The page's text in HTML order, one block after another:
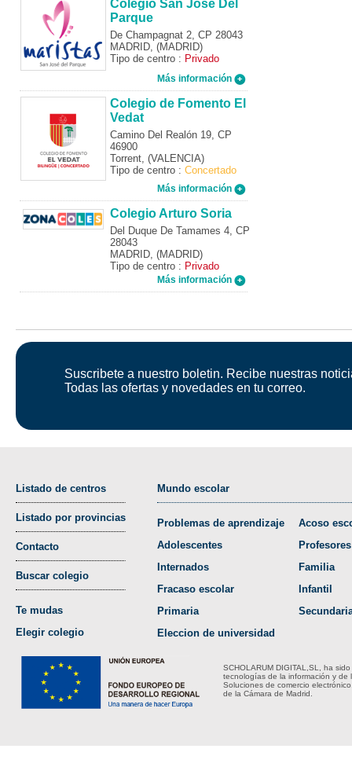
Colegio San Jose Del
Parque
De Champagnat 2, CP 28043
MADRID, (MADRID)
Tipo de centro : Privado
Más información
Colegio de Fomento El
Vedat
Camino Del Realón 19, CP
46900
Torrent, (VALENCIA)
Tipo de centro : Concertado
Más información
Colegio Arturo Soria
Del Duque De Tamames 4, CP
28043
MADRID, (MADRID)
Tipo de centro : Privado
Más información
Suscribete a nuestro boletin. Recibe nuestras
Todas las ofertas y novedades en tu correo.
Listado de centros
Listado por provincias
Contacto
Buscar colegio
Te mudas
Elegir colegio
Mundo escolar
Problemas de aprendizaje
Adolescentes
Internados
Fracaso escolar
Primaria
Eleccion de universidad
Acoso
Profesores
Familia
Infantil
SCHOLARUM DIGITAL,SL, ha
tecnologías de la información y de
Soluciones de comercio
de la Cámara de Madrid.